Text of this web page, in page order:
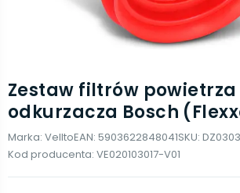
Zestaw filtrów powietrza
odkurzacza Bosch
Marka: VelltoEAN: 5903622848041SKU:
Kod producenta: VE020103017-V01